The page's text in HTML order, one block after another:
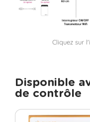
Cliquez sur
Disponible
de contrôle